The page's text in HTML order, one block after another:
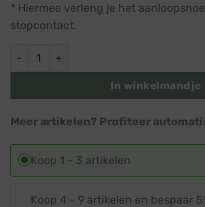
Laagspanning
kerstverlichting
IP44
* Hiermee verleng je het
stopcontact.
Gekleurde kerstverlichting · 3
In winkelmandje
Meer artikelen? Profiteer
Koop 1 - 3 artikelen
Koop 4 - 9 artikelen en bespaar